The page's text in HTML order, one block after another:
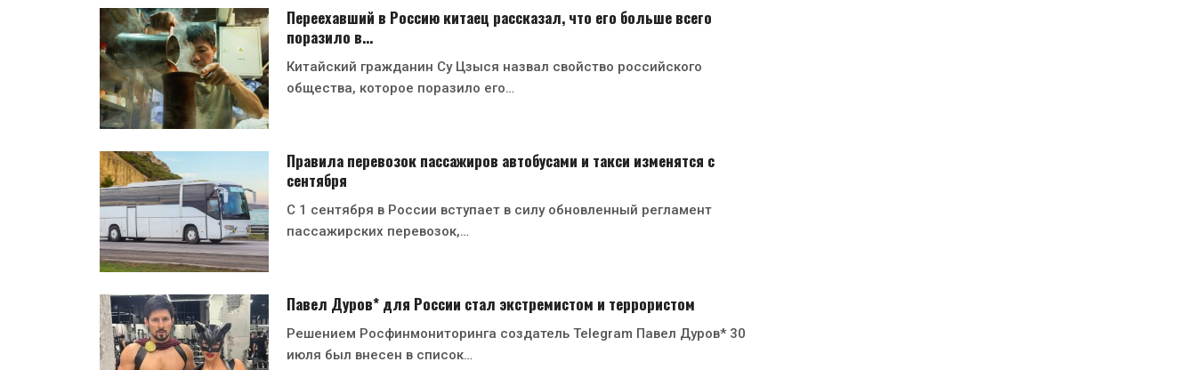
Переехавший в Россию китаец рассказал, что его больше всего
поразило в…
Китайский гражданин Су Цзыся назвал свойство российского
общества, которое поразило его…
Правила перевозок пассажиров автобусами и такси изменятся с
сентября
С 1 сентября в России вступает в силу обновленный регламент
пассажирских перевозок,…
Павел Дуров* для России стал экстремистом и террористом
Решением Росфинмониторинга создатель Telegram Павел Дуров* 30
июля был внесен в список…